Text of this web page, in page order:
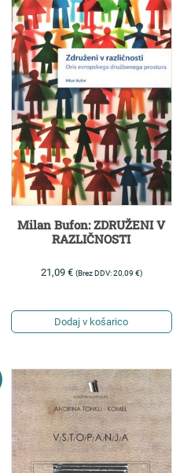
Milan Bufon: ZDRUŽENI V
RAZLIČNOSTI
21,09 € (Brez DDV:20,09 €)
Dodaj v košarico